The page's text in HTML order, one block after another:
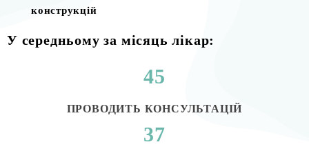
конструкцій
У середньому за місяць лікар:
45
ПРОВОДИТЬ КОНСУЛЬТАЦІЙ
37